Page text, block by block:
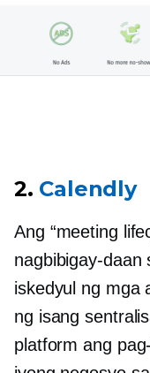
2. Calendly
Ang “meeting
nagbibigay-daan
iskedyul ng mga
ng isang
platform ang